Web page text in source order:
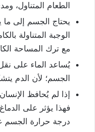
الطعام المتناول،
يحتاج الجسم إلى
الوجبة المتناولة
مع ترك المساحة
يُساعد الماء على
الجسم؛ لأن الدم يتشكل نسبة
إذا لم يُحافظ
فهذا يؤثر على
درجة حرارة الجسم